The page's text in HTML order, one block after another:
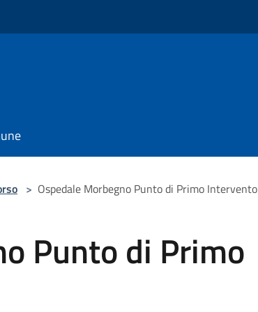
> Ospedale Morbegno Punto di Primo Intervento
Punto di Primo